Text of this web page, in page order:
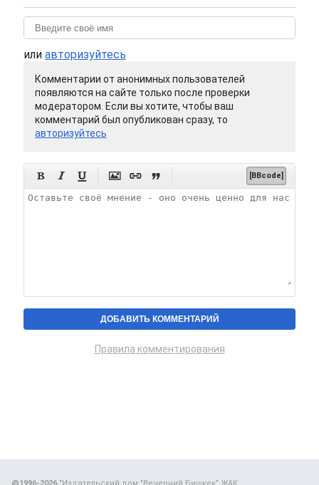
или авторизуйтесь
Комментарии от анонимных пользователей
появляются на сайте только после проверки
модератором. Если вы хотите, чтобы ваш
комментарий был опубликован сразу, то
авторизуйтесь
      [BBcode]
Правила комментирования